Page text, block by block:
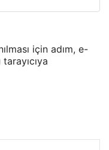
için adım, e-